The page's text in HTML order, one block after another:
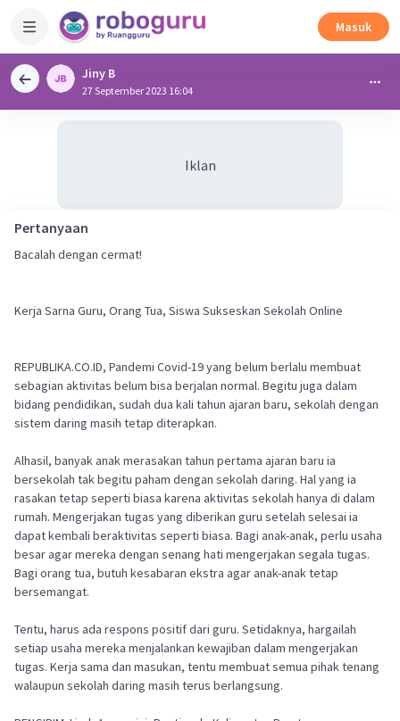
Masuk
Jiny B
27 September 2023 16:04
Iklan
Pertanyaan
Bacalah dengan cermat!
Kerja Sarna Guru, Orang Tua, Siswa Sukseskan Sekolah Online
REPUBLIKA.CO.ID, Pandemi Covid-19 yang belum berlalu membuat
sebagian aktivitas belum bisa berjalan normal. Begitu juga dalam
bidang pendidikan, sudah dua kali tahun ajaran baru, sekolah dengan
sistem daring masih tetap diterapkan.
Alhasil, banyak anak merasakan tahun pertama ajaran baru ia
bersekolah tak begitu paham dengan sekolah daring. Hal yang ia
rasakan tetap seperti biasa karena aktivitas sekolah hanya di dalam
rumah. Mengerjakan tugas yang diberikan guru setelah selesai ia
dapat kembali beraktivitas seperti biasa. Bagi anak-anak, perlu usaha
besar agar mereka dengan senang hati mengerjakan segala tugas.
Bagi orang tua, butuh kesabaran ekstra agar anak-anak tetap
bersemangat.
Tentu, harus ada respons positif dari guru. Setidaknya, hargailah
setiap usaha mereka menjalankan kewajiban dalam mengerjakan
tugas. Kerja sama dan masukan, tentu membuat semua pihak tenang
walaupun sekolah daring masih terus berlangsung.